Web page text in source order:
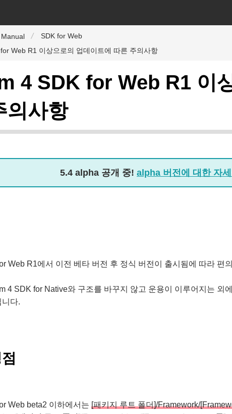
SDK for Web
Web R1 이상으로의 업데이트에 따른 주의사항
4 SDK for Web R1 이
의사항
5.4 alpha 공개 중! alpha 버전에 대한 자세
Web R1에서 이전 베타 버전 후 정식 버전이 출시됨에 따라 편
4 SDK for Native와 구조를 바꾸지 않고 운용이 이루어지는 외
다.
Web beta2 이하에서는 [패키지 루트 폴더]/Framework/